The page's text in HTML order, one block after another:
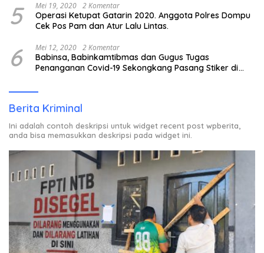
5 Mei 19, 2020 2 Komentar
Operasi Ketupat Gatarin 2020. Anggota Polres Dompu
Cek Pos Pam dan Atur Lalu Lintas.
6 Mei 12, 2020 2 Komentar
Babinsa, Babinkamtibmas dan Gugus Tugas
Penanganan Covid-19 Sekongkang Pasang Stiker di
Berita Kriminal
Ini adalah contoh deskripsi untuk widget recent post wpberita,
anda bisa memasukkan deskripsi pada widget ini.